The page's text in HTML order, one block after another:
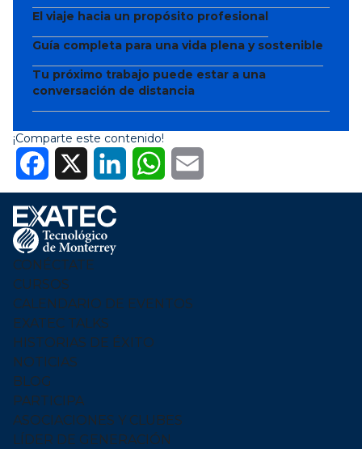
El viaje hacia un propósito profesional
Guía completa para una vida plena y sostenible
Tu próximo trabajo puede estar a una
conversación de distancia
¡Comparte este contenido!
Facebook LinkedInWhatsApp
Footer
Menu
Logo
CONÉCTATE
CURSOS
CALENDARIO DE EVENTOS
EXATEC TALKS
HISTORIAS DE ÉXITO
NOTICIAS
BLOG
PARTICIPA
ASOCIACIONES Y CLUBES
LÍDER DE GENERACIÓN